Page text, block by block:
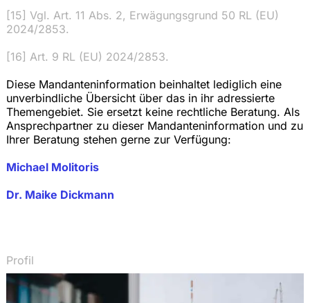
[15] Vgl. Art. 11 Abs. 2, Erwägungsgrund 50 RL (EU)
2024/2853.
[16] Art. 9 RL (EU) 2024/2853.
Diese Mandanteninformation beinhaltet lediglich eine
unverbindliche Übersicht über das in ihr adressierte
Themengebiet. Sie ersetzt keine rechtliche Beratung. Als
Ansprechpartner zu dieser Mandanteninformation und zu
Ihrer Beratung stehen gerne zur Verfügung:
Michael Molitoris
Dr. Maike Dickmann
Profil